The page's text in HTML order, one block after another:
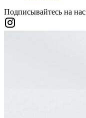
Подписывайтесь на нас